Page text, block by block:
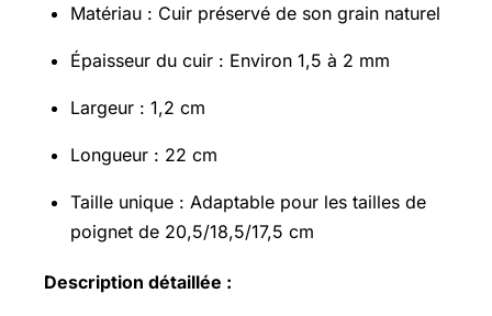
Matériau : Cuir préservé de son grain naturel
Épaisseur du cuir : Environ 1,5 à 2 mm
Largeur : 1,2 cm
Longueur : 22 cm
Taille unique : Adaptable pour les tailles de
poignet de 20,5/18,5/17,5 cm
Description détaillée :